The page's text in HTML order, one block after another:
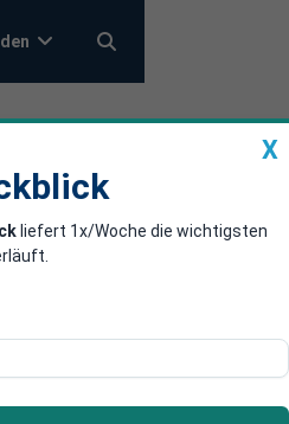
X
liefert 1x/Woche die wichtigsten